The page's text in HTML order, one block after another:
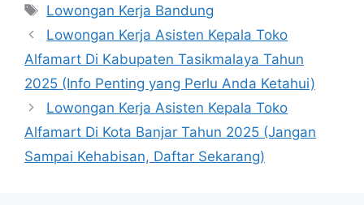
Tag
Lowongan Kerja Bandung
Lowongan Kerja Asisten Kepala Toko
Alfamart Di Kabupaten Tasikmalaya Tahun
2025 (Info Penting yang Perlu Anda Ketahui)
Lowongan Kerja Asisten Kepala Toko
Alfamart Di Kota Banjar Tahun 2025 (Jangan
Sampai Kehabisan, Daftar Sekarang)